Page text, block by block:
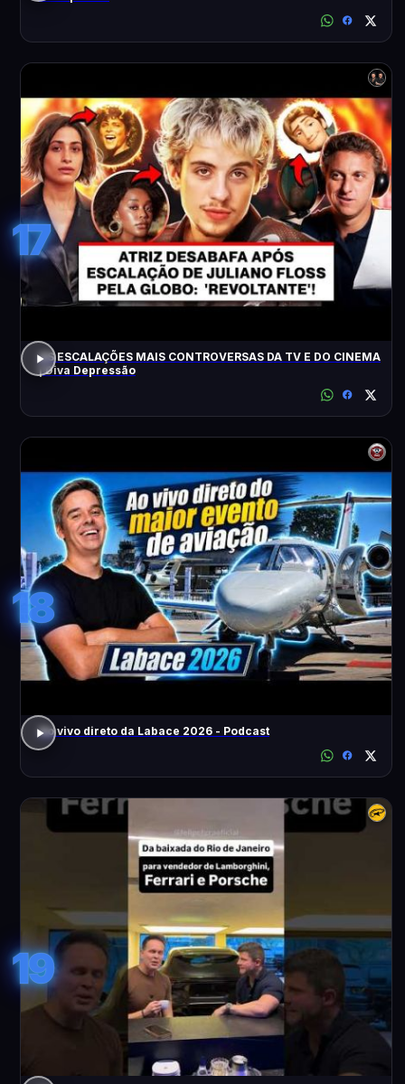
17
AS ESCALAÇÕES MAIS CONTROVERSAS DA TV E DO CINEMA
| Diva Depressão
18
Ao vivo direto da Labace 2026 - Podcast
19